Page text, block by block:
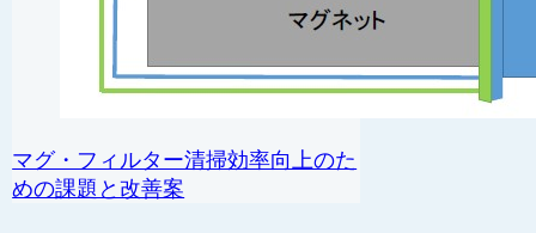
マグ・フィルター清掃効率向上のた
めの課題と改善案